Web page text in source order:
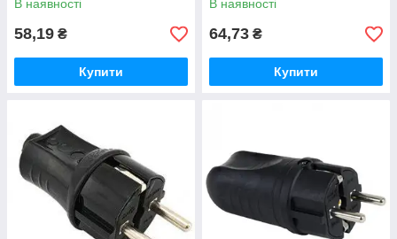
В наявності
58,19 ₴
Купити
В наявності
64,73 ₴
Купити